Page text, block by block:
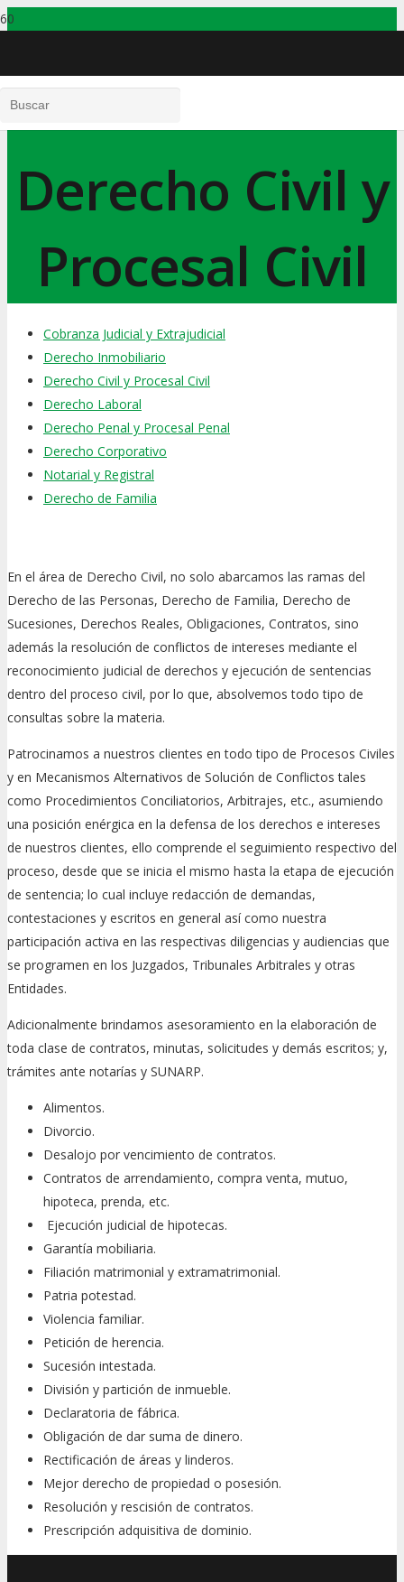
Derecho Civil y
Procesal Civil
Cobranza Judicial y Extrajudicial
Derecho Inmobiliario
Derecho Civil y Procesal Civil
Derecho Laboral
Derecho Penal y Procesal Penal
Derecho Corporativo
Notarial y Registral
Derecho de Familia
En el área de Derecho Civil, no solo abarcamos las ramas del
Derecho de las Personas, Derecho de Familia, Derecho de
Sucesiones, Derechos Reales, Obligaciones, Contratos, sino
además la resolución de conflictos de intereses mediante el
reconocimiento judicial de derechos y ejecución de sentencias
dentro del proceso civil, por lo que, absolvemos todo tipo de
consultas sobre la materia.
Patrocinamos a nuestros clientes en todo tipo de Procesos Civiles
y en Mecanismos Alternativos de Solución de Conflictos tales
como Procedimientos Conciliatorios, Arbitrajes, etc., asumiendo
una posición enérgica en la defensa de los derechos e intereses
de nuestros clientes, ello comprende el seguimiento respectivo del
proceso, desde que se inicia el mismo hasta la etapa de ejecución
de sentencia; lo cual incluye redacción de demandas,
contestaciones y escritos en general así como nuestra
participación activa en las respectivas diligencias y audiencias que
se programen en los Juzgados, Tribunales Arbitrales y otras
Entidades.
Adicionalmente brindamos asesoramiento en la elaboración de
toda clase de contratos, minutas, solicitudes y demás escritos; y,
trámites ante notarías y SUNARP.
Alimentos.
Divorcio.
Desalojo por vencimiento de contratos.
Contratos de arrendamiento, compra venta, mutuo,
hipoteca, prenda, etc.
Ejecución judicial de hipotecas.
Garantía mobiliaria.
Filiación matrimonial y extramatrimonial.
Patria potestad.
Violencia familiar.
Petición de herencia.
Sucesión intestada.
División y partición de inmueble.
Declaratoria de fábrica.
Obligación de dar suma de dinero.
Rectificación de áreas y linderos.
Mejor derecho de propiedad o posesión.
Resolución y rescisión de contratos.
Prescripción adquisitiva de dominio.